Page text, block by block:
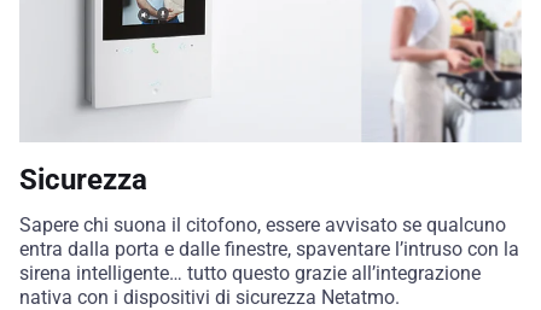
Sicurezza
Sapere chi suona il citofono, essere avvisato se qualcuno
entra dalla porta e dalle finestre, spaventare l’intruso con la
sirena intelligente… tutto questo grazie all’integrazione
nativa con i dispositivi di sicurezza Netatmo.